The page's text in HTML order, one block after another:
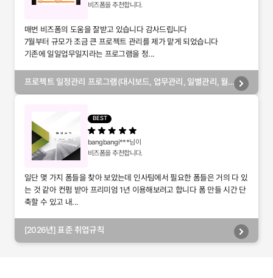
비즈폼을 추천합니다.
매번 비즈폼의 도움을 잘받고 있습니다 감사드립니다
7월부터 규모가 조금 큰 프로젝트 관리를 제가 맡게 되었습니다
기존에 일일업무일지라는 프로그램을 정...
프로젝트 일정관리 프로그램(대시보드, 업무관리, 일별관리, 월
BEST
bangbangi***님이
비즈폼을 추천합니다.
일단 몇 가지 폼들을 찾아 보았는데 인사팀에서 필요한 폼들은 거의 다 있
는 것 같아 컨펌 받아 프리미엄 1년 이용해보려고 합니다 폼 만들 시간 단
축할 수 있고 내...
[2026년] 표준 취업규칙